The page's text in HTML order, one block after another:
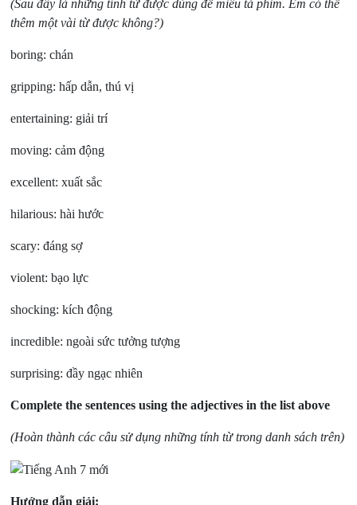
(Sau đây là những tính từ được dùng để miêu tả phim. Em có thể
thêm một vài từ được không?)
boring: chán
gripping: hấp dẫn, thú vị
entertaining: giải trí
moving: cảm động
excellent: xuất sắc
hilarious: hài hước
scary: đáng sợ
violent: bạo lực
shocking: kích động
incredible: ngoài sức tưởng tượng
surprising: đầy ngạc nhiên
Complete the sentences using the adjectives in the list above
(Hoàn thành các câu sử dụng những tính từ trong danh sách trên)
Hướng dẫn giải: